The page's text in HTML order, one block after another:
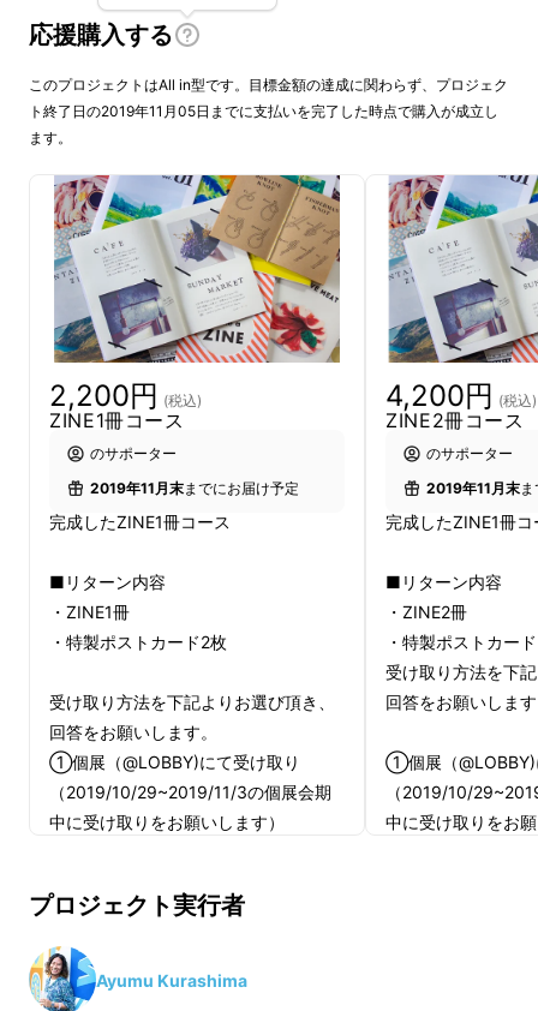
その間、毎日書いていた日記。そして、一眼レ
フで撮影した大量の写真たち。
本来、他人に見られるハズがなかった「自分の
ための記録」である個人の日記を通して、どん
な日々を過ごしていたかを知れる本（ZINE）
をブックデザイナーの友人と一緒に制作しま
す。
そして、このZINEに収めきれなかった写真や
ます。
4年半働いた会社を辞め、順風満帆で楽しい
日々を過ごせハズの、心地良い日本を去り、世
界中を旅して見た景色や出逢った人、感じたこ
とを詰め込んだ本を作りたい。
本を開き、約900日間の日々の一端を知り、
行ったこともテレビで見たこともない土地の日
常に思いに馳せることで、「好きなことを信じ
て生きてもいいのではないか」と考えるキッカ
ケになる。そして、「新しいことを始める」
応援購入する
このプロジェクトはAll in型です。目標金額の達成に関わらず、プロジェク
ト終了日の2019年11月05日までに支払いを完了した時点で購入が成立し
ます。
2,200円 (税込)
ZINE1冊コース
のサポーター
2019年11月末までにお届け予定
完成したZINE1冊コース
■リターン内容
・ZINE1冊
・特製ポストカード2枚
受け取り方法を下記よりお選び頂き、
回答をお願いします。
①個展（@LOBBY)にて受け取り
（2019/10/29~2019/11/3の個展会期
中に受け取りをお願いします）
※到着は個展開催前の10月28日頃を予
定しています。
4,200円 (税込)
ZINE2冊コース
のサポーター
2019年11月末
完成したZINE1冊コ
■リターン内容
・ZINE2冊
・特製ポストカー
受け取り方法を下
回答をお願いしま
①個展（@LOBBY)
（2019/10/
中に受け取りをお
プロジェクト実行者
Ayumu Kurashima